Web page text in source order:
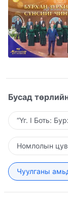
Бусад
“Үг. I Боть:
Номлолын
Чуулганы